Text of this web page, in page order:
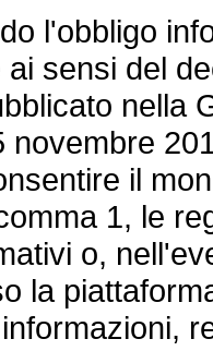
l'obbligo
sensi del
nella
novembre
il
1, le
o,
la